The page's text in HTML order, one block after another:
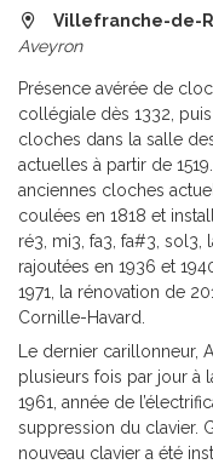
Villefranche-de-
Aveyron
Présence avérée de
collégiale dès 1332,
cloches dans la salle
actuelles à partir de
anciennes cloches
coulées en 1818 et
ré3, mi3, fa3, fa#3,
rajoutées en 1936 et
1971, la rénovation de
Cornille-Havard.
Le dernier carillonneur,
plusieurs fois par jour à
1961, année de
suppression du clavier.
nouveau clavier a été